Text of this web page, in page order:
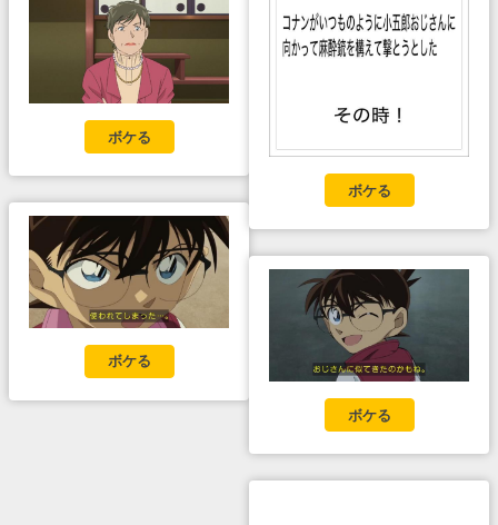
ボケる
ボケる
ボケる
ボケる